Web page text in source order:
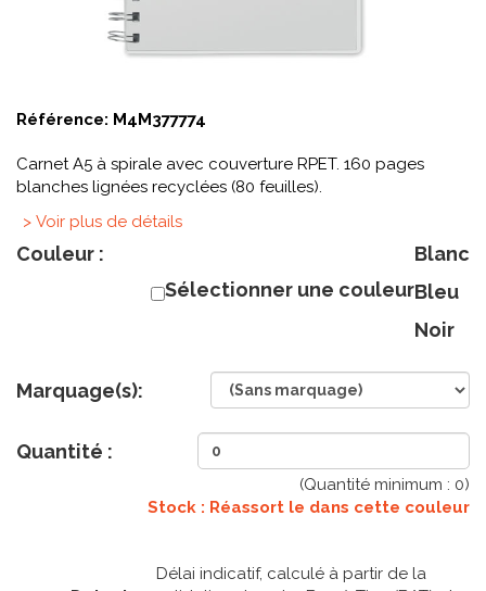
Référence: M4M377774
Carnet A5 à spirale avec couverture RPET. 160 pages
blanches lignées recyclées (80 feuilles).
> Voir plus de détails
Couleur :
Sélectionner une couleur
Blanc
Bleu
Noir
Marquage(s):
Quantité :
(Quantité minimum : 0)
Stock : Réassort le dans cette couleur
Délai indicatif, calculé à partir de la